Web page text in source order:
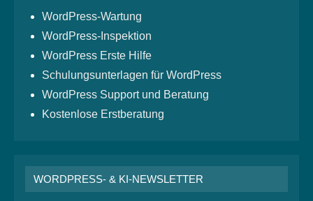
WordPress-Wartung
WordPress-Inspektion
WordPress Erste Hilfe
Schulungsunterlagen für WordPress
WordPress Support und Beratung
Kostenlose Erstberatung
WORDPRESS- & KI-NEWSLETTER